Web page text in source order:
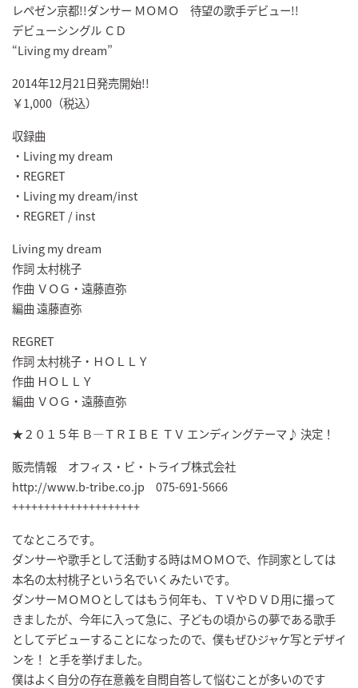
レペゼン京都!!ダンサー ＭＯＭＯ 待望の歌手デビュー!!
デビューシングル ＣＤ
“Living my dream”
2014年12月21日発売開始!!
￥1,000（税込）
収録曲
・Living my dream
・REGRET
・Living my dream/inst
・REGRET / inst
Living my dream
作詞 太村桃子
作曲 ＶＯＧ・遠藤直弥
編曲 遠藤直弥
REGRET
作詞 太村桃子・ＨＯＬＬＹ
作曲 ＨＯＬＬＹ
編曲 ＶＯＧ・遠藤直弥
★２０１５年 Ｂ―ＴＲＩＢＥ ＴＶ エンディングテーマ♪ 決定！
販売情報 オフィス・ビ・トライブ株式会社
http://www.b-tribe.co.jp 075-691-5666
++++++++++++++++++++
てなところです。
ダンサーや歌手として活動する時はＭＯＭＯで、作詞家としては
本名の太村桃子という名でいくみたいです。
ダンサーＭＯＭＯとしてはもう何年も、ＴＶやＤＶＤ用に撮って
きましたが、今年に入って急に、子どもの頃からの夢である歌手
としてデビューすることになったので、僕もぜひジャケ写とデザイ
ンを！ と手を挙げました。
僕はよく自分の存在意義を自問自答して悩むことが多いのです